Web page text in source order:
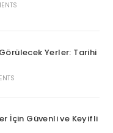
Yerler: Tarihi
İçin Güvenli ve Keyifli